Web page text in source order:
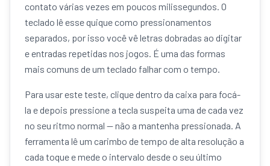
contato várias vezes em poucos milissegundos. O
teclado lê esse quique como pressionamentos
separados, por isso você vê letras dobradas ao digitar
e entradas repetidas nos jogos. É uma das formas
mais comuns de um teclado falhar com o tempo.
Para usar este teste, clique dentro da caixa para focá-
la e depois pressione a tecla suspeita uma de cada vez
no seu ritmo normal — não a mantenha pressionada. A
ferramenta lê um carimbo de tempo de alta resolução a
cada toque e mede o intervalo desde o seu último